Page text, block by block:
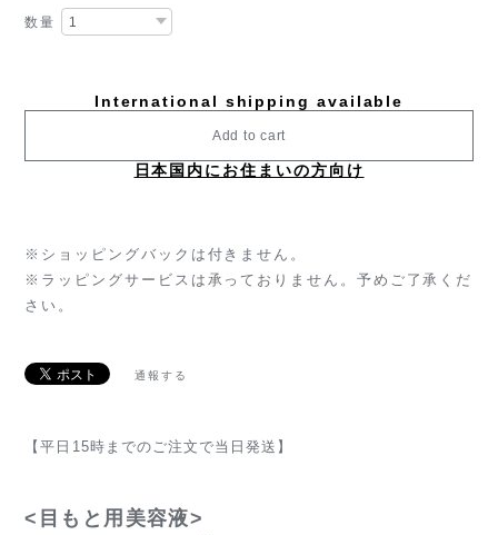
数量
International shipping available
Add to cart
日本国内にお住まいの方向け
※ショッピングバックは付きません。
※ラッピングサービスは承っておりません。予めご了承くだ
さい。
通報する
【平日15時までのご注文で当日発送】
<目もと用美容液>